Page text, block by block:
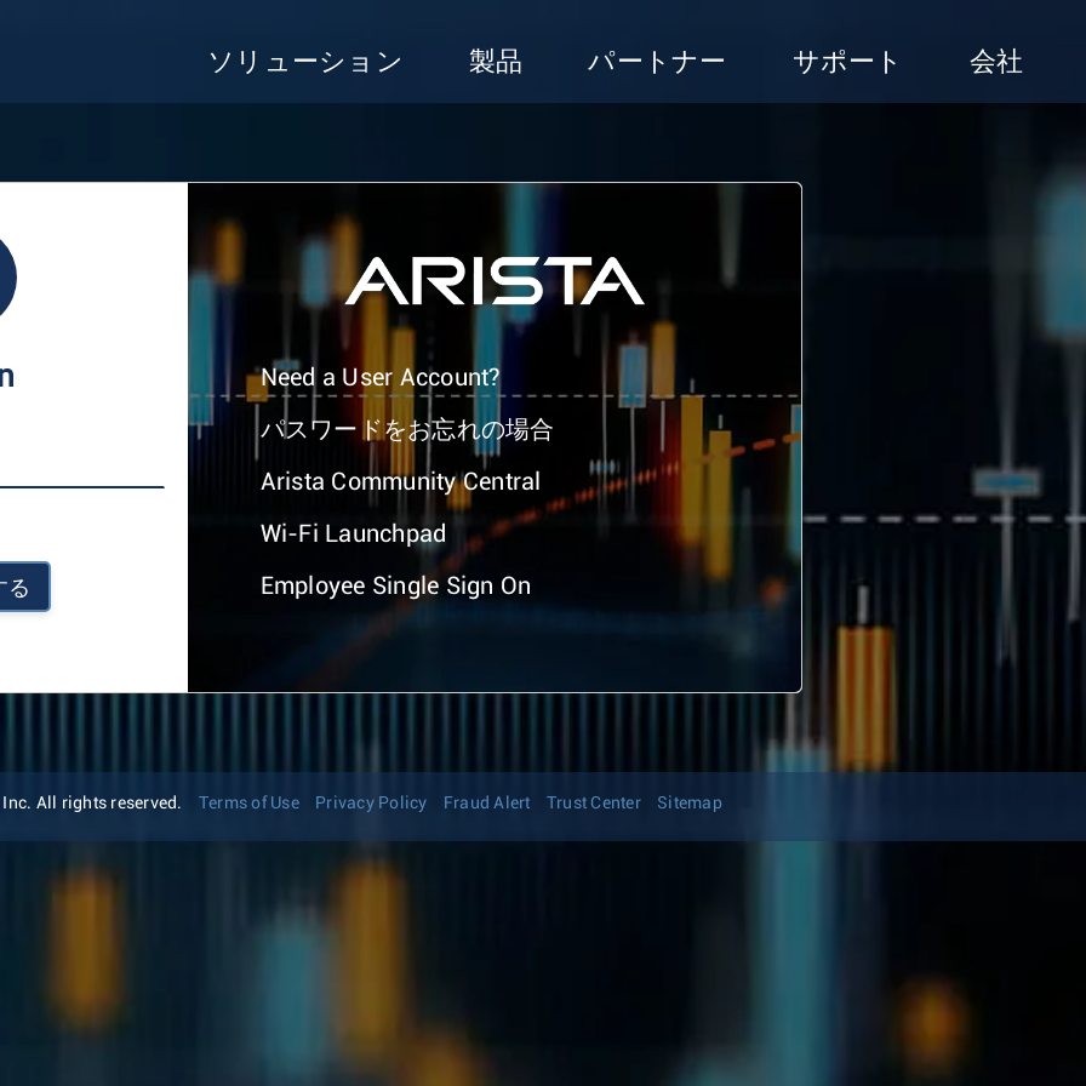
ソリューション 製品 パートナー サポート 会社
る
Need a User Account?
パスワードをお忘れの場合
Arista Community Central
Wi-Fi Launchpad
Employee Single Sign On
All rights reserved. Terms of Use Privacy Policy Fraud Alert Trust Center Sitemap